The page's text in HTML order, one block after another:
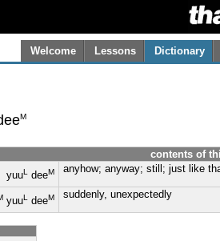
Welcome Lessons Dictionary
M
contents of
yuuL deeM anyhow; anyway; still; just like
yuuL deeM suddenly, unexpectedly